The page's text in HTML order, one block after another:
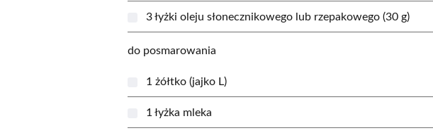
3 łyżki oleju słonecznikowego lub rzepakowego (30 g)
do posmarowania
1 żółtko (jajko L)
1 łyżka mleka